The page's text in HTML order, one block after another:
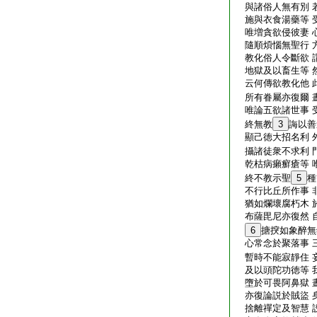
與諸俗人無有別
施與衣食湯藥等
唯増貪欲侵彼妻
隨順煩惱無聖行
教化俗人令斷欲
地獄及以畜生等
云何傳欲教化他
所有眷屬亦復爾
唯論五欲諸世事
終無教 3 誨以
顯己徳大招名利
攝諸徒衆不求利
乾枯病癩癬瘡等
終不教示聖 5
不行比丘所作事
猶如爛壞腐朽木
布薩毘尼亦復然
6 搪揬如象醉
心常念於聚落事
暫時不能寂靜住
及以頭陀功徳等
墮於可畏阿鼻獄
亦復論説於賊盜
捨離禪定及智慧